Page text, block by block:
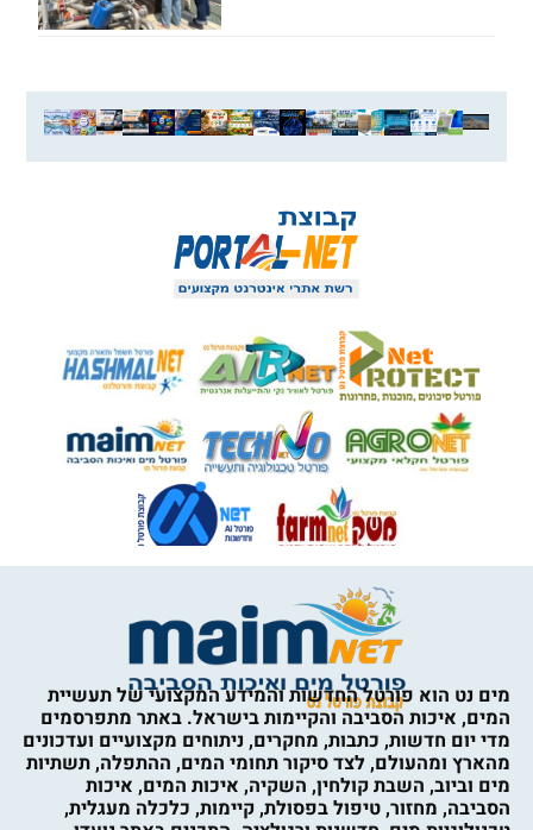
מים נט הוא פורטל החדשות והמידע המקצועי של תעשיית
המים, איכות הסביבה והקיימות בישראל. באתר מתפרסמים
מדי יום חדשות, כתבות, מחקרים, ניתוחים מקצועיים ועדכונים
מהארץ ומהעולם, לצד סיקור תחומי המים, ההתפלה, תשתיות
מים וביוב, השבת קולחין, השקיה, איכות המים, איכות
הסביבה, מחזור, טיפול בפסולת, קיימות, כלכלה מעגלית,